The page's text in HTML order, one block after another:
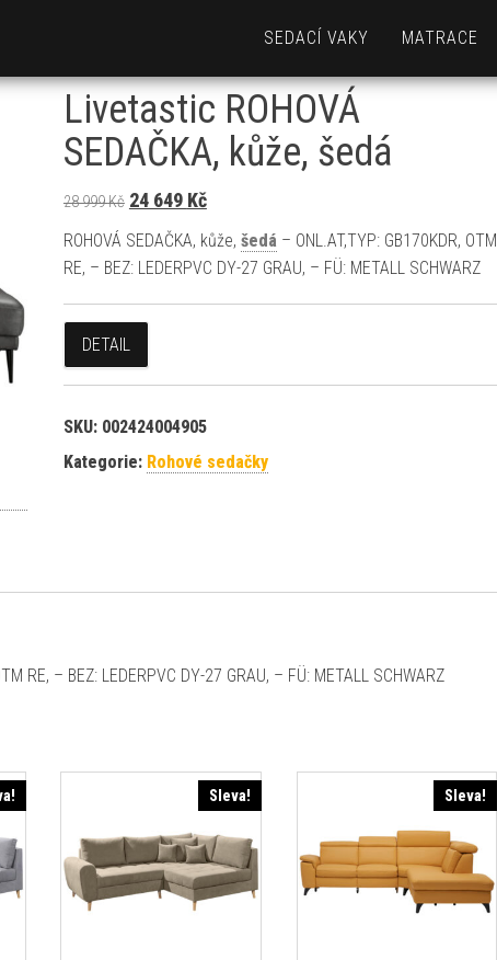
SEDACÍ VAKY MATRACE
Livetastic ROHOVÁ
SEDAČKA, kůže, šedá
28 999Kč Původní cena byla: 28 999 Kč.
24 649 KčAktuální cena je: 24 649 Kč.
ROHOVÁ SEDAČKA, kůže, šedá – ONL.AT,TYP: GB170KDR, OTM
RE, – BEZ: LEDERPVC DY-27 GRAU, – FÜ: METALL SCHWARZ
DETAIL
SKU: 002424004905
Kategorie: Rohové sedačky
RE, – BEZ: LEDERPVC DY-27 GRAU, – FÜ: METALL SCHWARZ
Sleva! Sleva!